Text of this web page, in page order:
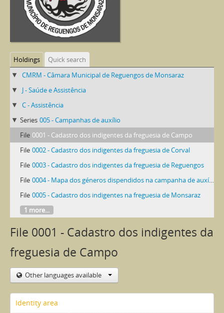
Holdings
Quick search
CMRM - Câmara Municipal de Reguengos de Monsaraz
J - Saúde e Assistência
C - Assistência
Series 005 - Campanhas de auxílio
File 0001 - Cadastro dos indigentes da freguesia de Campo
File 0002 - Cadastro dos indigentes da freguesia de Corval
File 0003 - Cadastro dos indigentes da freguesia de Reguengos
File 0004 - Mapa dos géneros dispendidos na campanha de auxílio
File 0005 - Cadastro dos indigentes na freguesia de Monsaraz
1 more...
File 0001 - Cadastro dos indigentes da
freguesia de Campo
Other languages available
Identity area